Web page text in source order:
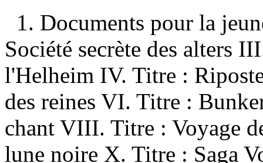
1. Documents pour la
Société secrète des alters
l'Helheim IV. Titre :
des reines VI. Titre :
chant VIII. Titre : Voyage
lune noire X. Titre : Saga